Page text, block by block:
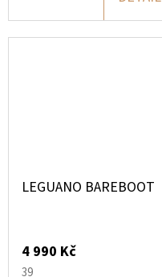
LEGUANO BAREBOOT
4 990 Kč
39